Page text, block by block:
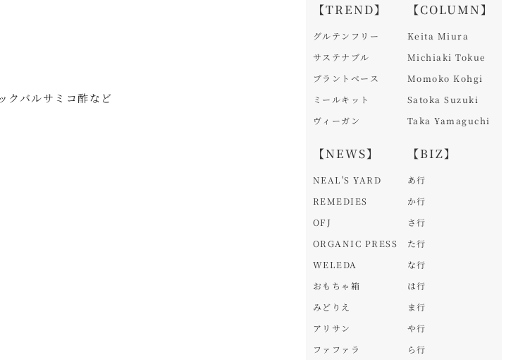
クバルサミコ酢など
【TREND】
グルテンフリー
サステナブル
プラントベース
ミールキット
ヴィーガン
【NEWS】
NEAL'S YARD
REMEDIES
OFJ
ORGANIC PRESS
WELEDA
おもちゃ箱
みどりえ
アリサン
ファファラ
【COLUMN】
Keita Miura
Michiaki Tokue
Momoko Kohgi
Satoka Suzuki
Taka Yamaguchi
【BIZ】
あ行
か行
さ行
た行
な行
は行
ま行
や行
ら行